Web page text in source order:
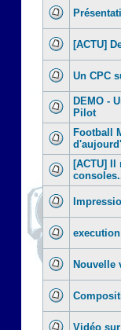
[ACTU]
Un CPC
DEMO -
Pilot
Football
[ACTU]
Nouvelle
Vidéo sur